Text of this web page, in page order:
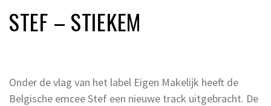
STEF – STIEKEM
Onder de vlag van het label Eigen Makelijk heeft de
Belgische emcee Stef een nieuwe track uitgebracht. De